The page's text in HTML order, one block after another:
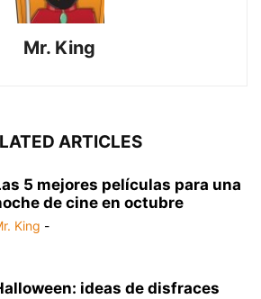
Mr. King
ARTICLES
5 mejores películas para una
de cine en octubre
King -
ideas de disfraces